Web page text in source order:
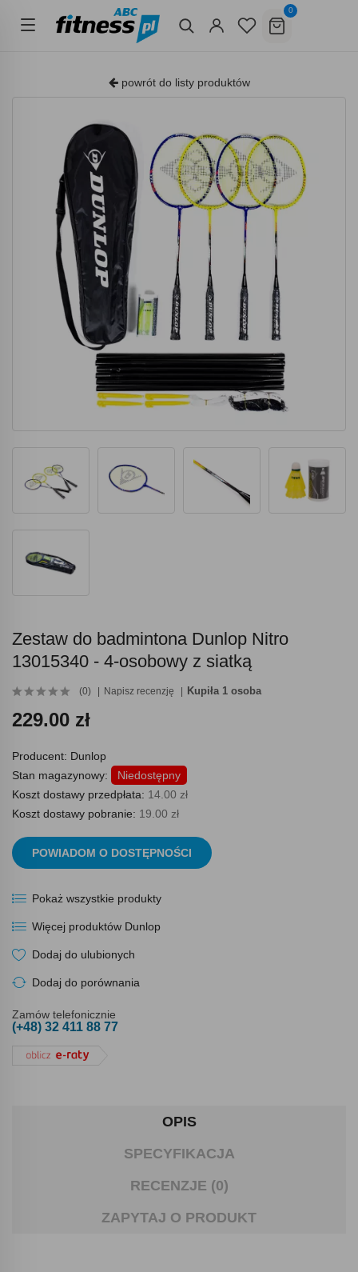
0
powrót do listy produktów
Zestaw do badmintona Dunlop Nitro
13015340 - 4-osobowy z siatką
(0) Napisz recenzję Kupiła 1 osoba
229.00 zł
Producent: Dunlop
Stan magazynowy:
Niedostępny
Koszt dostawy przedpłata: 14.00 zł
Koszt dostawy pobranie: 19.00 zł
POWIADOM O DOSTĘPNOŚCI
Pokaż wszystkie produkty
Więcej produktów Dunlop
Dodaj do ulubionych
Dodaj do porównania
Zamów telefonicznie
(+48) 32 411 88 77
OPIS
SPECYFIKACJA
RECENZJE (0)
ZAPYTAJ O PRODUKT